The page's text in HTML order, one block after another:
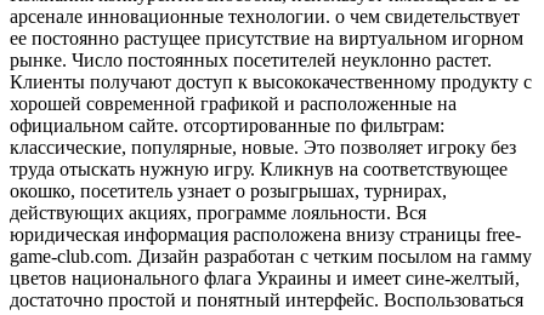
арсенале инновационные технологии. о чем свидетельствует
ее постоянно растущее присутствие на виртуальном игорном
рынке. Число постоянных посетителей неуклонно растет.
Клиенты получают доступ к высококачественному продукту с
хорошей современной графикой и расположенные на
официальном сайте. отсортированные по фильтрам:
классические, популярные, новые. Это позволяет игроку без
труда отыскать нужную игру. Кликнув на соответствующее
окошко, посетитель узнает о розыгрышах, турнирах,
действующих акциях, программе лояльности. Вся
юридическая информация расположена внизу страницы free-
game-club.com. Дизайн разработан с четким посылом на гамму
цветов национального флага Украины и имеет сине-желтый,
достаточно простой и понятный интерфейс. Воспользоваться